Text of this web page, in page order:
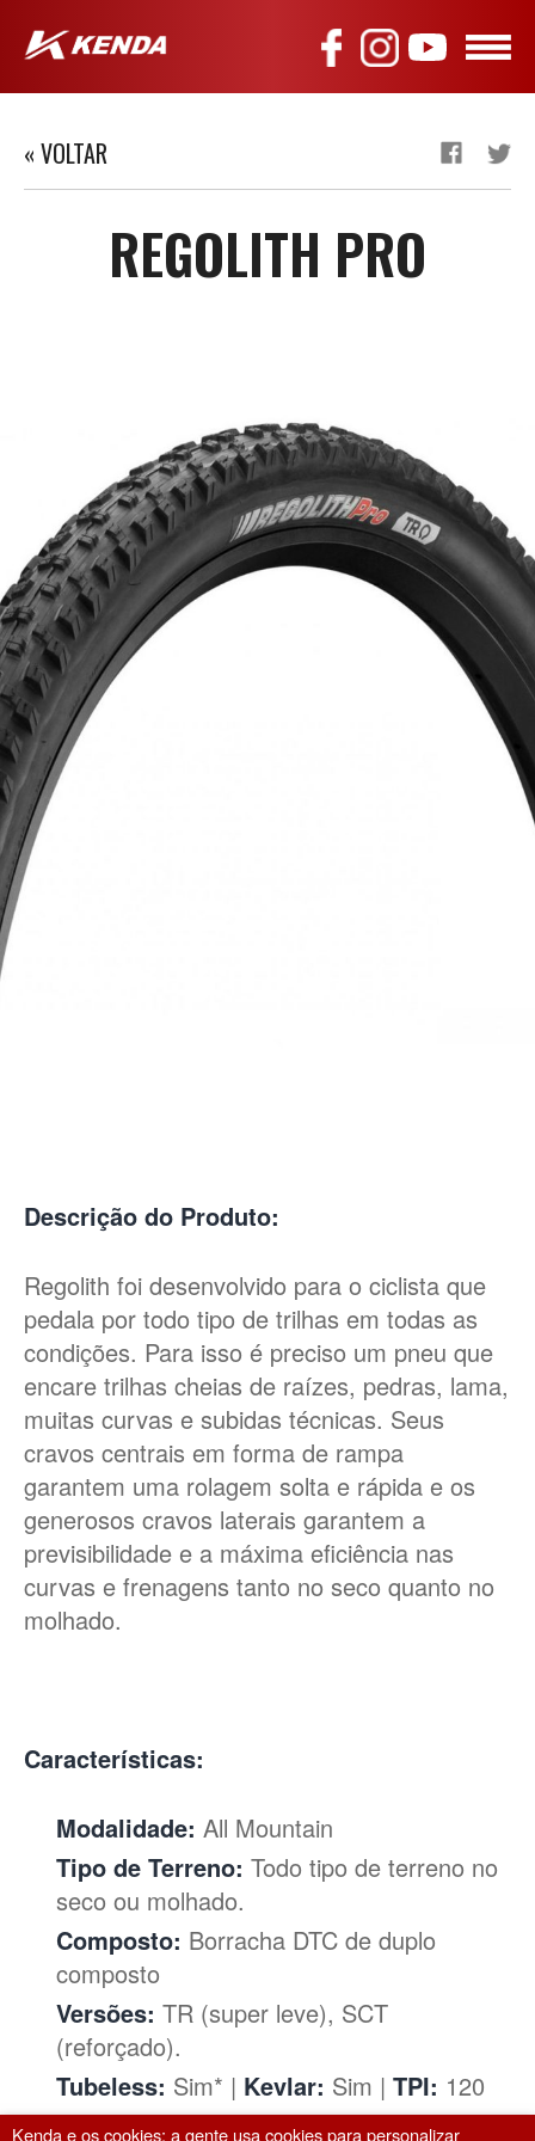
« VOLTAR
REGOLITH PRO
Descrição do Produto:
Regolith foi desenvolvido para o ciclista que
pedala por todo tipo de trilhas em todas as
condições. Para isso é preciso um pneu que
encare trilhas cheias de raízes, pedras, lama,
muitas curvas e subidas técnicas. Seus
cravos centrais em forma de rampa
garantem uma rolagem solta e rápida e os
generosos cravos laterais garantem a
previsibilidade e a máxima eficiência nas
curvas e frenagens tanto no seco quanto no
molhado.
Características:
Modalidade: All Mountain
Tipo de Terreno: Todo tipo de terreno no
seco ou molhado.
Composto: Borracha DTC de duplo
composto
Versões: TR (super leve), SCT
(reforçado).
Tubeless: Sim* | Kevlar: Sim | TPI: 120
Peso:A partir de 683gramas (±34gramas)
Kenda e os cookies: a gente usa cookies para personalizar